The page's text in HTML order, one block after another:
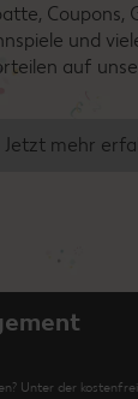
Coupons,
und
auf
Jetzt mehr
Unter der